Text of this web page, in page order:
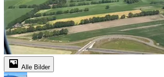
Alle Bilder